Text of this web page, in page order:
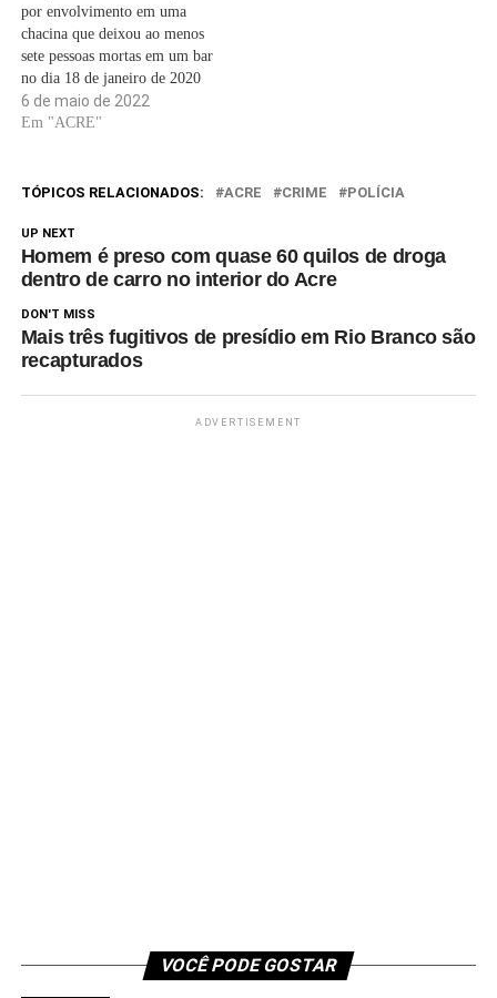
por envolvimento em uma
chacina que deixou ao menos
sete pessoas mortas em um bar
no dia 18 de janeiro de 2020
na Rodovia Transacreana,
zona rural de Rio Branco. Ele
propriedade rural de…
6 de maio de 2022
Em "ACRE"
TÓPICOS RELACIONADOS: ACRE CRIME POLÍCIA
UP NEXT
Homem é preso com quase 60 quilos de droga
dentro de carro no interior do Acre
DON'T MISS
Mais três fugitivos de presídio em Rio Branco são
recapturados
ADVERTISEMENT
VOCÊ PODE GOSTAR